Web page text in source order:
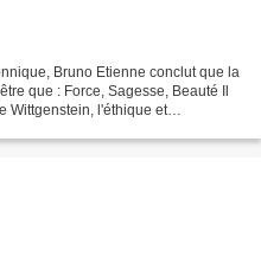
Bruno Etienne conclut que la
que : Force, Sagesse, Beauté Il
Wittgenstein, l'éthique et